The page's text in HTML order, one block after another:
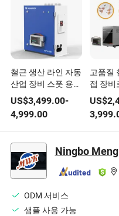
철근 생산 라인 자동
산업 장비 스폿 용접
기계 용접 장비
US$3,499.00-
4,999.00
고품질
접 장비
생산
US$
Ningbo
ODM 서비스
샘플 사용 가능